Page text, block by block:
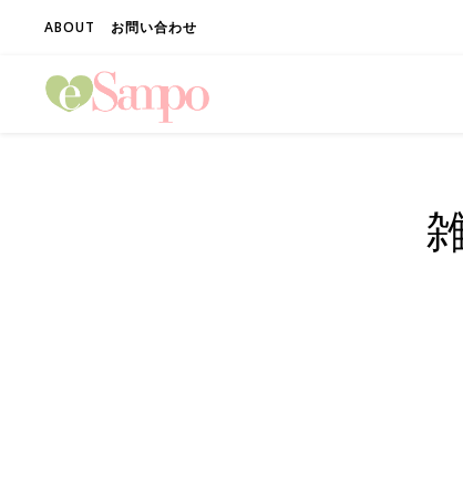
ABOUT お問い合わせ